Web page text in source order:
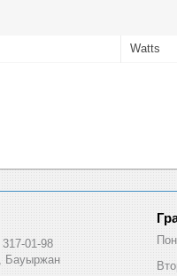
Watts
01-98
Бауыржан